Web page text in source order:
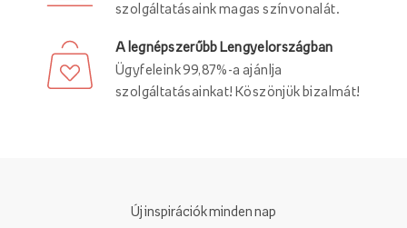
szolgáltatásaink magas színvonalát.
A legnépszerűbb Lengyelországban
Ügyfeleink 99,87%-a ajánlja
szolgáltatásainkat! Köszönjük bizalmát!
Új inspirációk minden nap